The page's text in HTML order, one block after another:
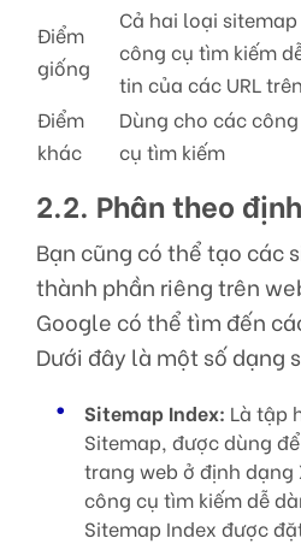
Điểm
giống
Cả hai loại
công cụ tìm kiếm
tin của các URL
Điểm
khác
Dùng cho các công
cụ tìm kiếm
2.2. Phân theo
Bạn cũng có thể tạo các
thành phần riêng trên
Google có thể tìm đến
Dưới đây là một số dạng
Sitemap Index: Là tập
Sitemap, được dùng
trang web ở định dạng
công cụ tìm kiếm dễ
Sitemap Index được